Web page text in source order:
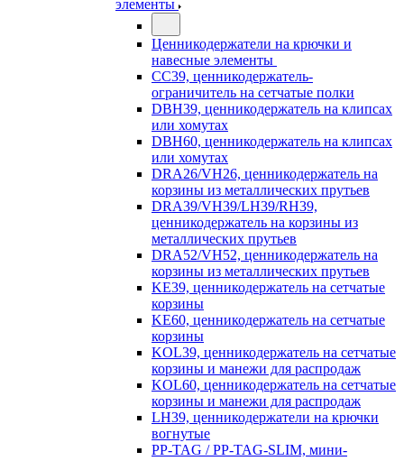
элементы
Ценникодержатели на крючки и
навесные элементы
CC39, ценникодержатель-
ограничитель на сетчатые полки
DBH39, ценникодержатель на клипсах
или хомутах
DBH60, ценникодержатель на клипсах
или хомутах
DRA26/VH26, ценникодержатель на
корзины из металлических прутьев
DRA39/VH39/LH39/RH39,
ценникодержатель на корзины из
металлических прутьев
DRA52/VH52, ценникодержатель на
корзины из металлических прутьев
KE39, ценникодержатель на сетчатые
корзины
KE60, ценникодержатель на сетчатые
корзины
KOL39, ценникодержатель на сетчатые
корзины и манежи для распродаж
KOL60, ценникодержатель на сетчатые
корзины и манежи для распродаж
LH39, ценникодержатели на крючки
вогнутые
PP-TAG / PP-TAG-SLIM, мини-